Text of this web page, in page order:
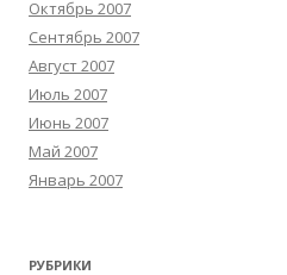
Октябрь 2007
Сентябрь 2007
Август 2007
Июль 2007
Июнь 2007
Май 2007
Январь 2007
РУБРИКИ